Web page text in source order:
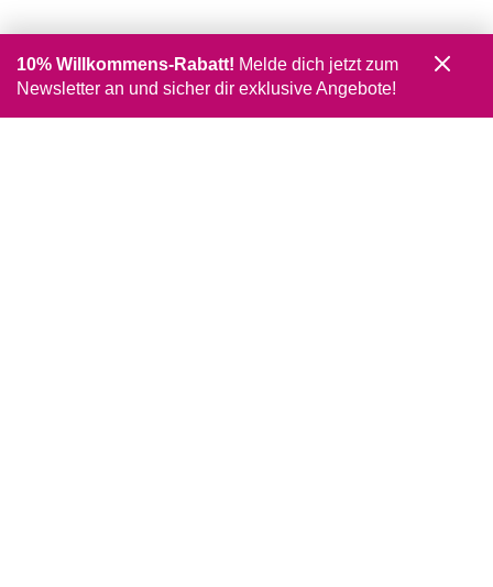
10% Willkommens-Rabatt! Melde dich jetzt zum
Newsletter an und sicher dir exklusive Angebote!